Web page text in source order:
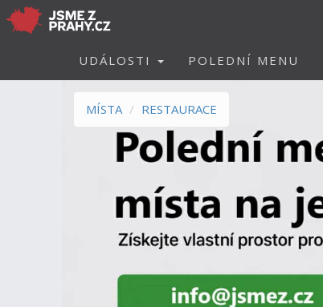
UDÁLOSTI POLEDNÍ MENU
MÍSTA RESTAURACE